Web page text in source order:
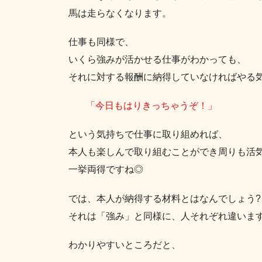
馬は走らなくなります。
仕事も同様で、
いくら強みが活かせる仕事がわかっても、
それに対する報酬に納得していなければやる
「今日もはりきっちゃうぞ！」
という気持ちで仕事に取り組めれば、
本人も楽しんで取り組むことができ周りも活
一挙両得ですね◎
では、本人が納得する材料とはなんでしょう?
それは「強み」と同様に、人それぞれ違います
わかりやすいところだと、